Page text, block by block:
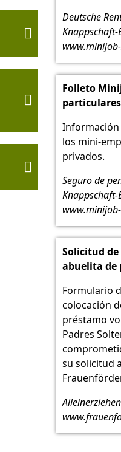



Deutsche
Knappschaft-
Folleto
particulares
los mini-
privados.
Seguro de
Knappschaft-
Solicitud
abuelita de
Formulario
colocación
préstamo
Padres
su solicitud a